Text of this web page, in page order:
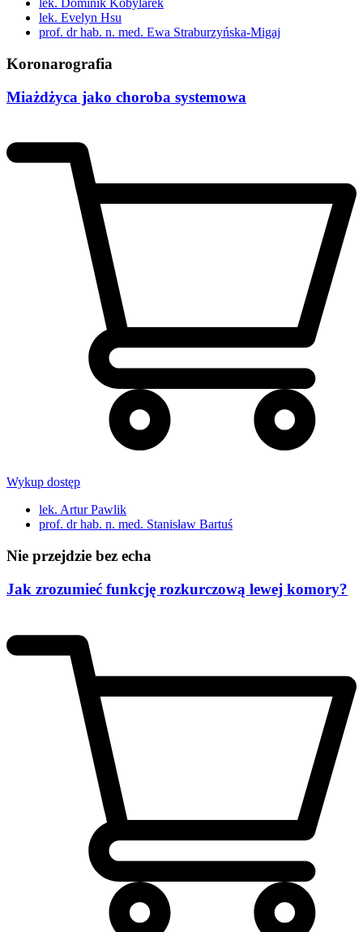
lek. Dominik Kobylarek
lek. Evelyn Hsu
prof. dr hab. n. med. Ewa Straburzyńska-Migaj
Koronarografia
Miażdżyca jako choroba systemowa
Wykup dostęp
lek. Artur Pawlik
prof. dr hab. n. med. Stanisław Bartuś
Nie przejdzie bez echa
Jak zrozumieć funkcję rozkurczową lewej komory?